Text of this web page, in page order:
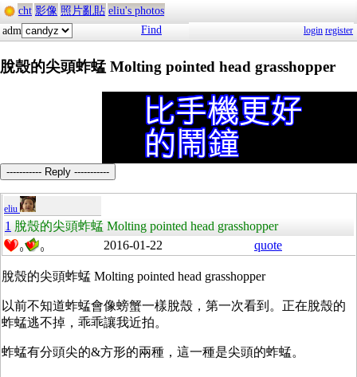
cht 影像 照片亂貼 eliu's photos
adm
Find login register
脫殼的尖頭蚱蜢 Molting pointed head grasshopper
----------- Reply -----------
eliu
1 脫殼的尖頭蚱蜢 Molting pointed head grasshopper
0 0 2016-01-22 quote
脫殼的尖頭蚱蜢 Molting pointed head grasshopper
以前不知道蚱蜢會像螃蟹一樣脫殼，第一次看到。正在脫殼的
蚱蜢逃不掉，乖乖讓我近拍。
蚱蜢有分頭尖的&方形的兩種，這一種是尖頭的蚱蜢。